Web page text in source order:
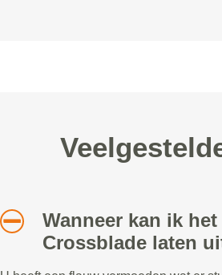
Wanneer kan ik
Crossblade laten